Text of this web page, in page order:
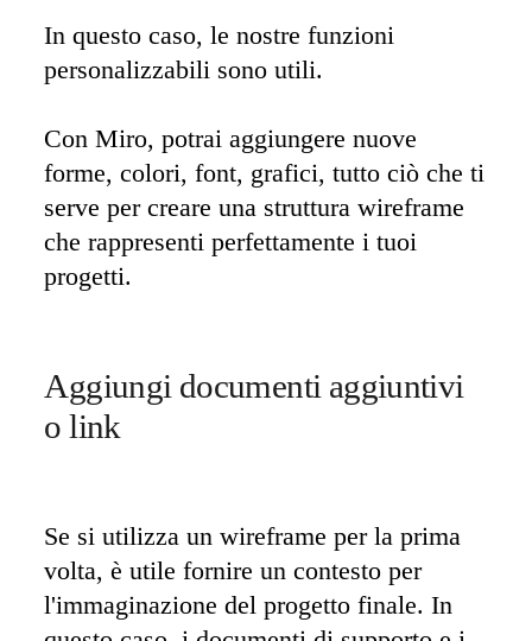
In questo caso, le nostre funzioni
personalizzabili sono utili.
Con Miro, potrai aggiungere nuove
forme, colori, font, grafici, tutto ciò che ti
serve per creare una struttura wireframe
che rappresenti perfettamente i tuoi
progetti.
Aggiungi documenti aggiuntivi
o link
Se si utilizza un wireframe per la prima
volta, è utile fornire un contesto per
l'immaginazione del progetto finale. In